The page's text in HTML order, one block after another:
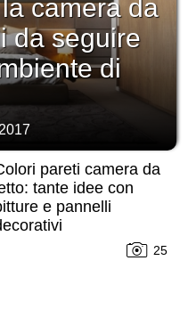
camera da
da seguire
di
pareti camera da
tante idee con
e pannelli
25